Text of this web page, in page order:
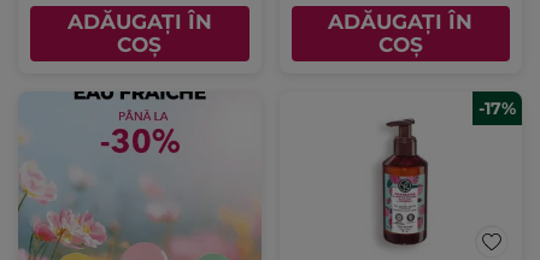
ADĂUGAȚI ÎN
COȘ
ADĂUGAȚI ÎN
COȘ
-17%